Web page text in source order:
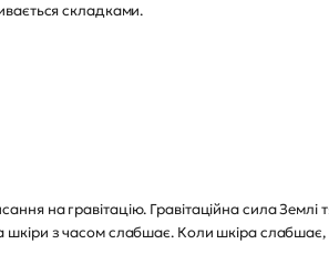
складками.
на гравітацію. Гравітаційна сила Землі
з часом слабшає. Коли шкіра слабшає,